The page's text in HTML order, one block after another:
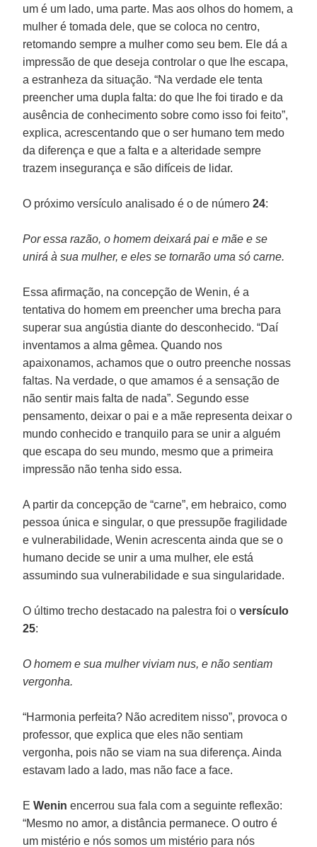
um é um lado, uma parte. Mas aos olhos do homem, a
mulher é tomada dele, que se coloca no centro,
retomando sempre a mulher como seu bem. Ele dá a
impressão de que deseja controlar o que lhe escapa,
a estranheza da situação. “Na verdade ele tenta
preencher uma dupla falta: do que lhe foi tirado e da
ausência de conhecimento sobre como isso foi feito”,
explica, acrescentando que o ser humano tem medo
da diferença e que a falta e a alteridade sempre
trazem insegurança e são difíceis de lidar.
O próximo versículo analisado é o de número24:
Por essa razão, o homem deixará pai e mãe e se
unirá à sua mulher, e eles se tornarão uma só carne.
Essa afirmação, na concepção de Wenin, é a
tentativa do homem em preencher uma brecha para
superar sua angústia diante do desconhecido. “Daí
inventamos a alma gêmea. Quando nos
apaixonamos, achamos que o outro preenche nossas
faltas. Na verdade, o que amamos é a sensação de
não sentir mais falta de nada”. Segundo esse
pensamento, deixar o pai e a mãe representa deixar o
mundo conhecido e tranquilo para se unir a alguém
que escapa do seu mundo, mesmo que a primeira
impressão não tenha sido essa.
A partir da concepção de “carne”, em hebraico, como
pessoa única e singular, o que pressupõe fragilidade
e vulnerabilidade, Wenin acrescenta ainda que se o
humano decide se unir a uma mulher, ele está
assumindo sua vulnerabilidade e sua singularidade.
O último trecho destacado na palestra foi oversículo
25:
O homem e sua mulher viviam nus, e não sentiam
vergonha.
“Harmonia perfeita? Não acreditem nisso”, provoca o
professor, que explica que eles não sentiam
vergonha, pois não se viam na sua diferença. Ainda
estavam lado a lado, mas não face a face.
EWeninencerrou sua fala com a seguinte reflexão:
“Mesmo no amor, a distância permanece. O outro é
um mistério e nós somos um mistério para nós